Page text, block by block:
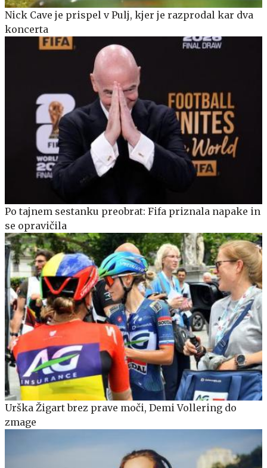
Nick Cave je prispel v Pulj, kjer je razprodal kar dva
koncerta
Po tajnem sestanku preobrat: Fifa priznala napake in
se opravičila
Urška Žigart brez prave moči, Demi Vollering do
zmage